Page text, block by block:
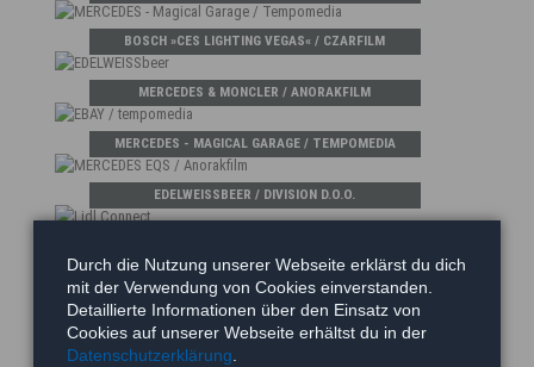
BOSCH »CES LIGHTING VEGAS« / CZARFILM
MERCEDES & MONCLER / ANORAKFILM
MERCEDES - MAGICAL GARAGE / TEMPOMEDIA
EDELWEISSBEER / DIVISION D.O.O.
MERCEDES EQS / ANORAKFILM
LIDL / BEARS CALLING
Durch die Nutzung unserer Webseite erklärst du dich
mit der Verwendung von Cookies einverstanden.
Detaillierte Informationen über den Einsatz von
Cookies auf unserer Webseite erhältst du in der
Datenschutzerklärung.